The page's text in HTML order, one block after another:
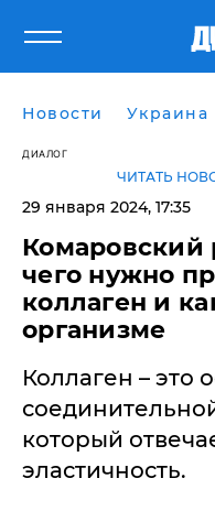
Новости Украина
ДИАЛОГ
ЧИТАТЬ
29 января 2024, 17:35
Комаровский
чего нужно
коллаген и
организме
​Коллаген – это
который
эластичность.